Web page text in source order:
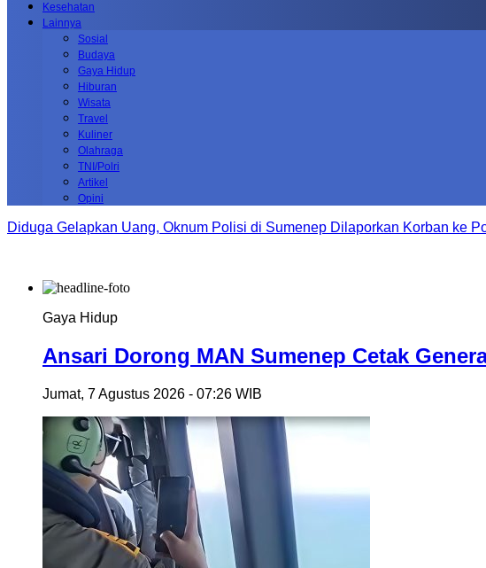
Kesehatan
Lainnya
Sosial
Budaya
Gaya Hidup
Hiburan
Wisata
Travel
Kuliner
Olahraga
TNI/Polri
Artikel
Opini
Diduga Gelapkan Uang, Oknum Polisi di Sumenep Dilaporkan Korban ke
Gaya Hidup
Ansari Dorong MAN Sumenep Cetak
Jumat, 7 Agustus 2026 - 07:26 WIB